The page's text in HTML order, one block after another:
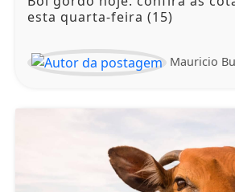
esta quarta-feira (15)
Mauricio